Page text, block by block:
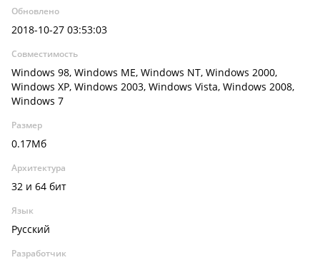
Обновлено
2018-10-27 03:53:03
Совместимость
Windows 98, Windows ME, Windows NT, Windows 2000,
Windows XP, Windows 2003, Windows Vista, Windows 2008,
Windows 7
Размер
0.17Мб
Архитектура
32 и 64 бит
Язык
Русский
Разработчик